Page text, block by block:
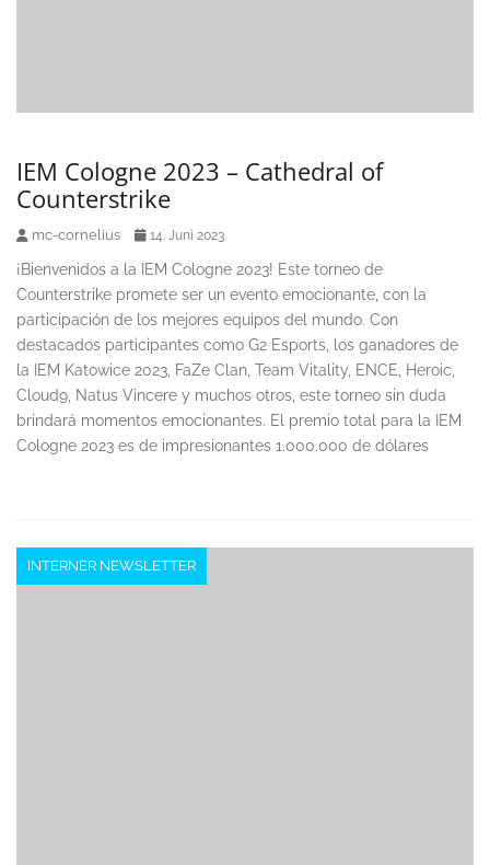
IEM Cologne 2023 – Cathedral of
Counterstrike
mc-cornelius 14. Juni 2023
¡Bienvenidos a la IEM Cologne 2023! Este torneo de
Counterstrike promete ser un evento emocionante, con la
participación de los mejores equipos del mundo. Con
destacados participantes como G2 Esports, los ganadores de
la IEM Katowice 2023, FaZe Clan, Team Vitality, ENCE, Heroic,
Cloud9, Natus Vincere y muchos otros, este torneo sin duda
brindará momentos emocionantes. El premio total para la IEM
Cologne 2023 es de impresionantes 1.000.000 de dólares
INTERNER NEWSLETTER